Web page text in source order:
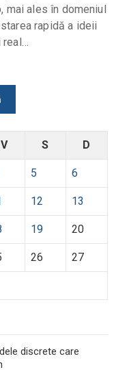
mai ales în domeniul
rapidă a ideii
real…
V S D
5 6
12 13
19 20
26 27
discrete care